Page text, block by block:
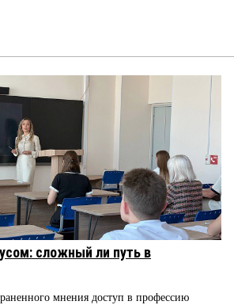
сложный ли путь в
мнения доступ в профессию